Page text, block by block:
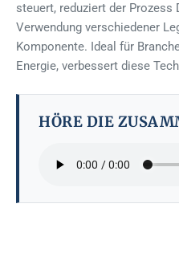
steuert, reduziert der
Verwendung verschiedener
Komponente. Ideal für
Energie, verbessert diese
HÖRE DIE